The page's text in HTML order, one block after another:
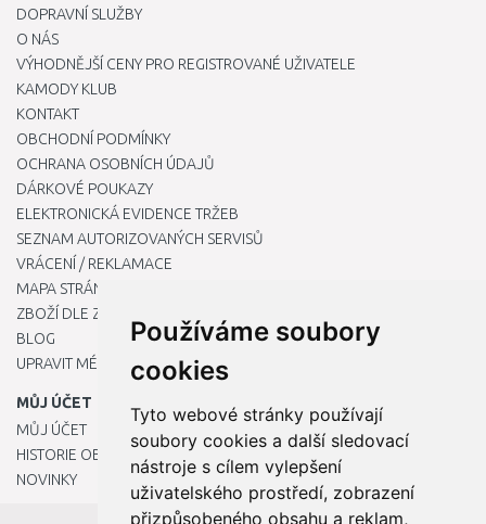
Používáme soubory
cookies
Tyto webové stránky používají
soubory cookies a další sledovací
nástroje s cílem vylepšení
uživatelského prostředí, zobrazení
přizpůsobeného obsahu a reklam,
DOPRAVNÍ SLUŽBY
O NÁS
VÝHODNĚJŠÍ CENY PRO REGISTROVANÉ UŽIVATELE
KAMODY KLUB
KONTAKT
OBCHODNÍ PODMÍNKY
OCHRANA OSOBNÍCH ÚDAJŮ
DÁRKOVÉ POUKAZY
ELEKTRONICKÁ EVIDENCE TRŽEB
SEZNAM AUTORIZOVANÝCH SERVISŮ
VRÁCENÍ / REKLAMACE
MAPA STRÁNKY
ZBOŽÍ DLE ZNAČEK
BLOG
UPRAVIT MÉ PŘEDVOLBY COOKIES
MŮJ ÚČET
MŮJ ÚČET
HISTORIE OBJEDNÁVEK
NOVINKY